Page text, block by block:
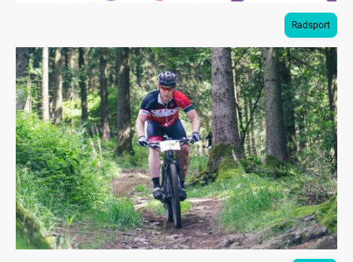
Radsport